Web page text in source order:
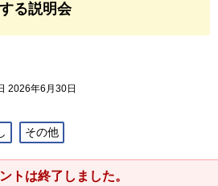
る説明会
2026年6月30日
その他
トは終了しました。